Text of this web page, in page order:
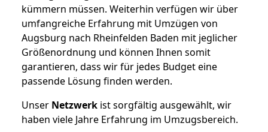
kümmern müssen. Weiterhin verfügen wir über
umfangreiche Erfahrung mit Umzügen von
Augsburg nach Rheinfelden Baden mit jeglicher
Größenordnung und können Ihnen somit
garantieren, dass wir für jedes Budget eine
passende Lösung finden werden.
Unser Netzwerk ist sorgfältig ausgewählt, wir
haben viele Jahre Erfahrung im Umzugsbereich.